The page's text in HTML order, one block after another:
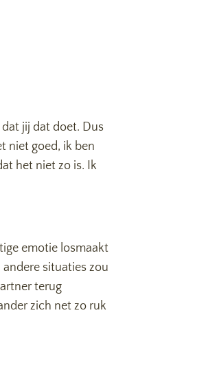
jij dat doet. Dus
niet goed, ik ben
het niet zo is. Ik
emotie losmaakt
situaties zou
terug
zich net zo ruk